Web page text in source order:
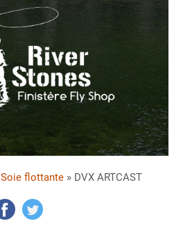
Soie flottante» DVX ARTCAST